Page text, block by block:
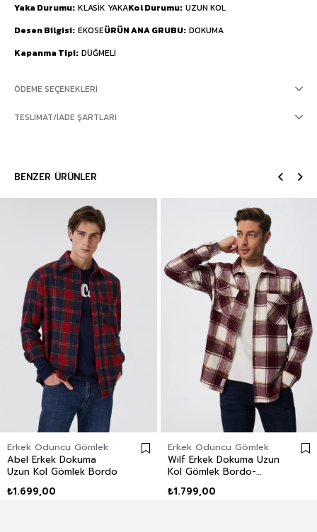
Yaka Durumu KLASİK YAKAKol Durumu UZUN KOL
Desen Bilgisi EKOSEÜRÜN ANA GRUBU DOKUMA
Kapanma Tipi DÜĞMELİ
ÖDEME SEÇENEKLERI
TESLIMAT/İADE ŞARTLARI
BENZER ÜRÜNLER
Erkek Oduncu Gömlek
Abel Erkek Dokuma
Uzun Kol Gömlek Bordo
₺1.699,00
Erkek Oduncu Gömlek
Wılf Erkek Dokuma Uzun
Kol Gömlek Bordo-
₺1.799,00